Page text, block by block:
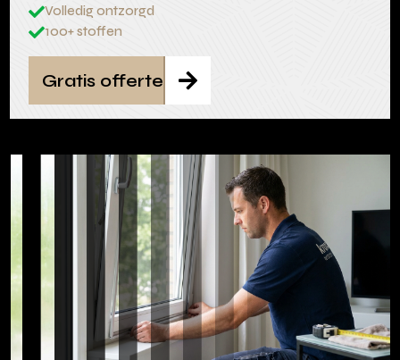
Volledig ontzorgd
100+ stoffen

Gratis offerte